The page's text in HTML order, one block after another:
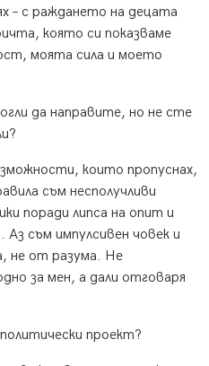
– с раждането на децата
която си показваме
моята сила и моето
да направите, но не сте
които пропуснах,
съм несполучливи
поради липса на опит и
съм импулсивен човек и
не от разума. Не
за мен, а дали отговаря
проект?